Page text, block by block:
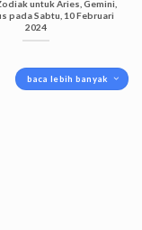
untuk Aries, Gemini,
pada Sabtu, 10 Februari
2024
baca lebih banyak